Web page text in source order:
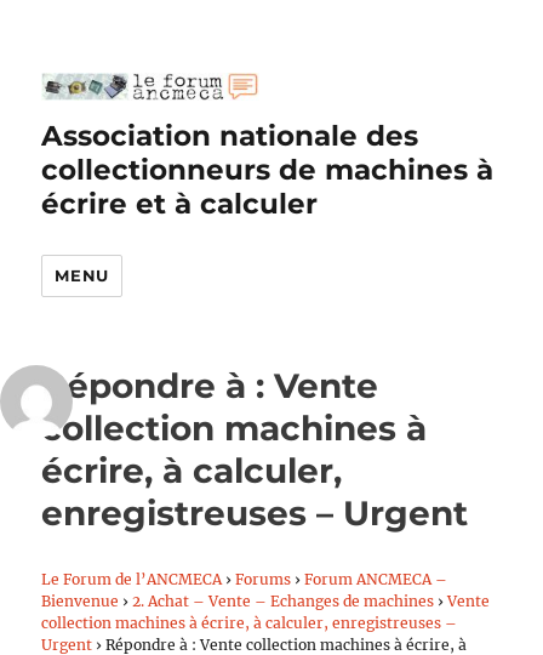
Association nationale des
collectionneurs de machines à
écrire et à calculer
MENU
Répondre à : Vente
collection machines à
écrire, à calculer,
enregistreuses – Urgent
Le Forum de l’ANCMECA › Forums › Forum ANCMECA –
Bienvenue › 2. Achat – Vente – Echanges de machines › Vente
collection machines à écrire, à calculer, enregistreuses –
Urgent › Répondre à : Vente collection machines à écrire, à